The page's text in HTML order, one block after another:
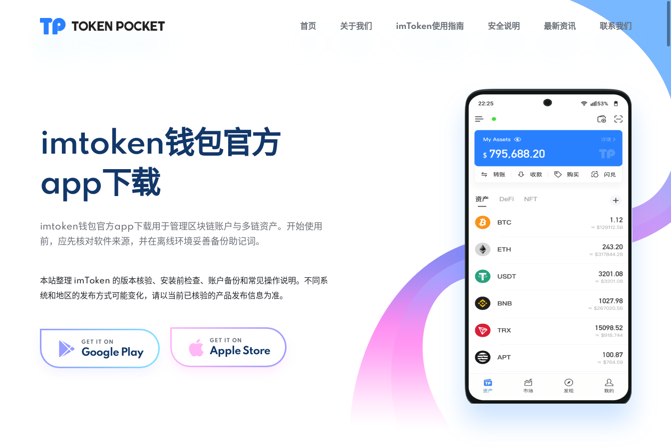
首页 关于我们 imToken使用指南 安全说明 最新资讯 联系我们
imtoken钱包官方
app下载
imtoken钱包官方app下载用于管理区块链账户与多链资产。开始使用
前，应先核对软件来源，并在离线环境妥善备份助记词。
本站整理 imToken 的版本核验、安装前检查、账户备份和常见操作说明。不同系
统和地区的发布方式可能变化，请以当前已核验的产品发布信息为准。
GET IT ON
Google Play
GET IT ON
Apple Store